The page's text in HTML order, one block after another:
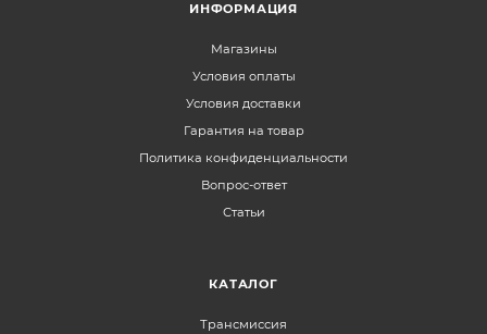
ИНФОРМАЦИЯ
Магазины
Условия оплаты
Условия доставки
Гарантия на товар
Политика конфиденциальности
Вопрос-ответ
Статьи
КАТАЛОГ
Трансмиссия